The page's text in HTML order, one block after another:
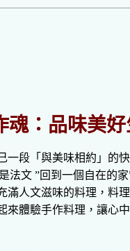
魂：品味美
一段「與美味相約」的
法文 ”回到一個自在的
滿人文滋味的料理，料
來體驗手作料理，讓心